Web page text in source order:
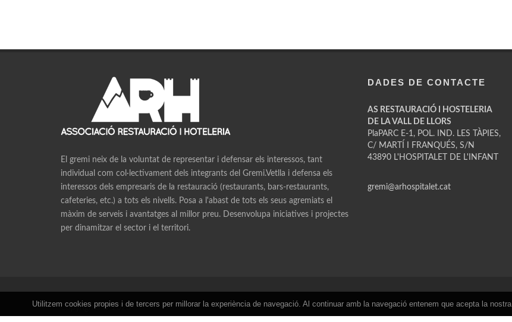
El gremi neix de la voluntat de representar i defensar els interessos, tant
individual com col·lectivament dels integrants del Gremi.Vetlla i defensa els
interessos dels empresaris de la restauració (restaurants, bars-restaurants,
cafeteries, etc.) a tots els nivells. Posa a l'abast de tots els seus agremiats el
màxim de serveis i avantatges al millor preu. Desenvolupa iniciatives i projectes
per dinamitzar el sector i el territori.
DADES DE CONTACTE
AS RESTAURACIÓ I HOSTELERIA
DE LA VALL DE LLORS
PlaPARC E-1, POL. IND. LES TÀPIES,
C/ MARTÍ I FRANQUÉS, S/N
43890 L'HOSPITALET DE L'INFANT
gremi@arhospitalet.cat
Copyrights © 2026
Utilitzem cookies propies i de tercers per millorar la experiència de navegació. Al continuar amb la navegació entenem que acepta la nostra